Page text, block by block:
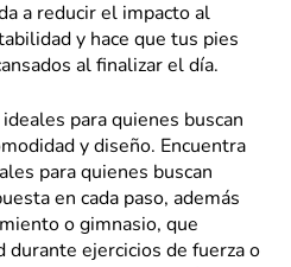
a reducir el impacto al
y hace que tus pies
al finalizar el día.
ideales para quienes buscan
y diseño. Encuentra
para quienes buscan
en cada paso, además
o gimnasio, que
durante ejercicios de fuerza o